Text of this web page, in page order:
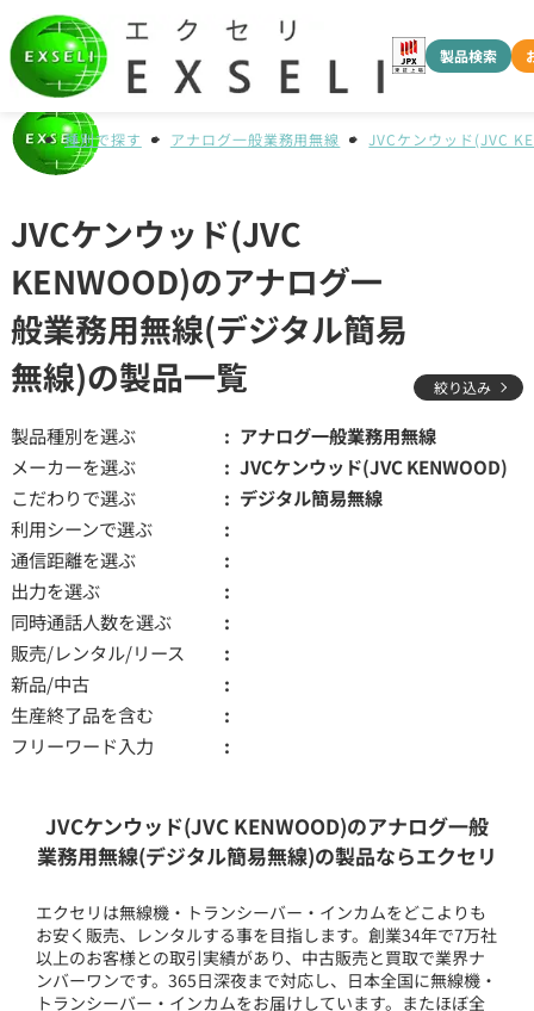
製品検索
種別で探す アナログ一般業務用無線 JVCケンウッド(JVC
JVCケンウッド(JVC
KENWOOD)のアナログ一
般業務用無線(デジタル簡易
無線)の製品一覧
絞り込み
製品種別を選ぶ
アナログ一般業務用無線
メーカーを選ぶ
JVCケンウッド(JVC KENWOOD)
こだわりで選ぶ
デジタル簡易無線
利用シーンで選ぶ
通信距離を選ぶ
出力を選ぶ
同時通話人数を選ぶ
販売/レンタル/リース
新品/中古
生産終了品を含む
フリーワード入力
JVCケンウッド(JVC KENWOOD)のアナログ一般
業務用無線(デジタル簡易無線)の製品ならエクセリ
エクセリは無線機・トランシーバー・インカムをどこよりも
お安く販売、レンタルする事を目指します。創業34年で7万社
以上のお客様との取引実績があり、中古販売と買取で業界ナ
ンバーワンです。365日深夜まで対応し、日本全国に無線機・
トランシーバー・インカムをお届けしています。またほぼ全